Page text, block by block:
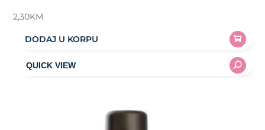
2,30KM
DODAJ U KORPU